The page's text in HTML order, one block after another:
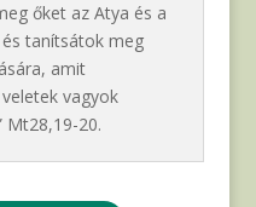
őket az Atya és a
és tanítsátok meg
amit
vagyok
Mt28,19-20.